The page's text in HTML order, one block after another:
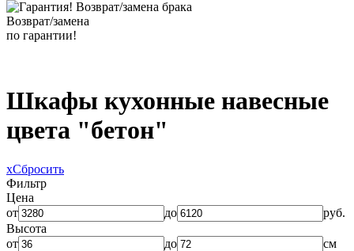
Возврат/замена
по гарантии!
Шкафы кухонные навесные
цвета "бетон"
xСбросить
Фильтр
Цена
от
до
руб.
Высота
от
до
см